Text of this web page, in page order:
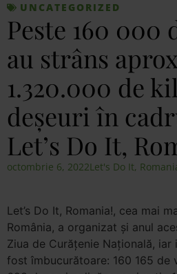
UNCATEGORIZED
Peste 160 000
au strâns
1.320.000 de
deșeuri în
Let’s Do It,
octombrie 6, 2022Let's Do It,
Let’s Do It, Romania!, cea mai
România, a organizat și anul
Ziua de Curățenie Națională,
fost îmbucurătoare: 160 165 de